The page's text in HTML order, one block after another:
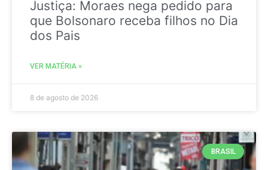
Justiça: Moraes nega pedido para
que Bolsonaro receba filhos no Dia
dos Pais
VER MATÉRIA »
8 de agosto de 2026
BRASIL